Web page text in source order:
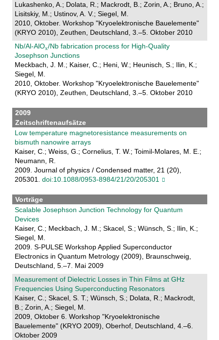
Lukashenko, A.; Dolata, R.; Mackrodt, B.; Zorin, A.; Bruno, A.;
Lisitskiy, M.; Ustinov, A. V.; Siegel, M.
2010, Oktober. Workshop "Kryoelektronische Bauelemente"
(KRYO 2010), Zeuthen, Deutschland, 3.–5. Oktober 2010
Nb/Al-AlO /Nb fabrication process for High-Quality
Josephson Junctions
Meckbach, J. M.; Kaiser, C.; Heni, W.; Heunisch, S.; Ilin, K.;
Siegel, M.
2010, Oktober. Workshop "Kryoelektronische Bauelemente"
(KRYO 2010), Zeuthen, Deutschland, 3.–5. Oktober 2010
2009
Zeitschriftenaufsätze
Low temperature magnetoresistance measurements on
bismuth nanowire arrays
Kaiser, C.; Weiss, G.; Cornelius, T. W.; Toimil-Molares, M. E.;
Neumann, R.
2009. Journal of physics / Condensed matter, 21 (20),
205301. doi:10.1088/0953-8984/21/20/205301
Vorträge
Scalable Josephson Junction Technology for Quantum
Devices
Kaiser, C.; Meckbach, J. M.; Skacel, S.; Wünsch, S.; Ilin, K.;
Siegel, M.
2009. S-PULSE Workshop Applied Superconductor
Electronics in Quantum Metrology (2009), Braunschweig,
Deutschland, 5.–7. Mai 2009
Measurement of Dielectric Losses in Thin Films at GHz
Frequencies Using Superconducting Resonators
Kaiser, C.; Skacel, S. T.; Wünsch, S.; Dolata, R.; Mackrodt,
B.; Zorin, A.; Siegel, M.
2009, Oktober 6. Workshop "Kryoelektronische
Bauelemente" (KRYO 2009), Oberhof, Deutschland, 4.–6.
Oktober 2009